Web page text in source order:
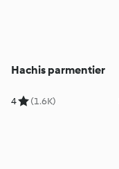
Hachis parmentier
4 (1.6K)